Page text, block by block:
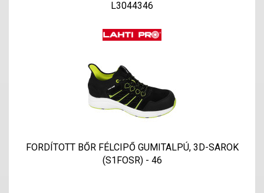
L3044346
FORDÍTOTT BŐR FÉLCIPŐ GUMITALPÚ, 3D-SAROK
(S1FOSR) - 46